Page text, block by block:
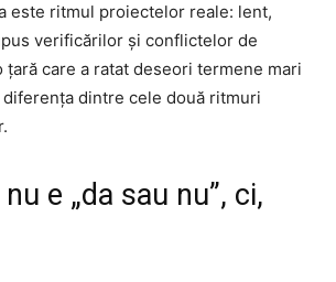
este ritmul proiectelor reale: lent,
verificărilor și conflictelor de
țară care a ratat deseori termene mari
dintre cele două ritmuri
e „da sau nu”, ci,